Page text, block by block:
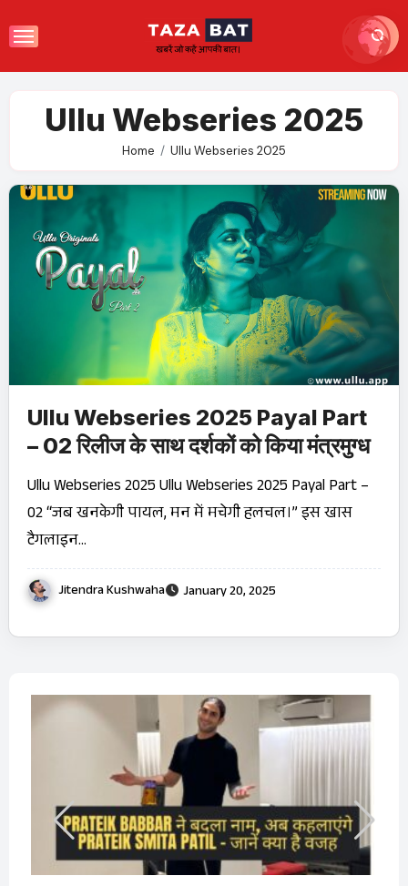
to
Ullu Webseries 2025
Home Ullu Webseries 2025
Ullu Webseries 2025 Payal Part
– 02 रिलीज के साथ दर्शकों को किया मंत्रमुग्ध
Ullu Webseries 2025 Ullu Webseries 2025 Payal Part –
02 “जब खनकेगी पायल, मन में मचेगी हलचल।” इस खास
टैगलाइन…
Jitendra Kushwaha January 20, 2025